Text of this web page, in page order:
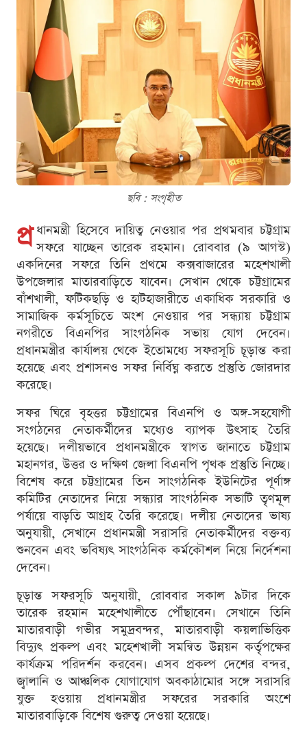
ছবি : সংগৃহীত
প্র ধানমন্ত্রী হিসেবে দায়িত্ব নেওয়ার পর প্রথমবার চট্টগ্রাম
সফরে যাচ্ছেন তারেক রহমান। রোববার (৯ আগস্ট)
একদিনের সফরে তিনি প্রথমে কক্সবাজারের মহেশখালী
উপজেলার মাতারবাড়িতে যাবেন। সেখান থেকে চট্টগ্রামের
বাঁশখালী, ফটিকছড়ি ও হাটহাজারীতে একাধিক সরকারি ও
সামাজিক কর্মসূচিতে অংশ নেওয়ার পর সন্ধ্যায় চট্টগ্রাম
নগরীতে বিএনপির সাংগঠনিক সভায় যোগ দেবেন।
প্রধানমন্ত্রীর কার্যালয় থেকে ইতোমধ্যে সফরসূচি চূড়ান্ত করা
হয়েছে এবং প্রশাসনও সফর নির্বিঘ্ন করতে প্রস্তুতি জোরদার
করেছে।
সফর ঘিরে বৃহত্তর চট্টগ্রামের বিএনপি ও অঙ্গ-সহযোগী
সংগঠনের নেতাকর্মীদের মধ্যেও ব্যাপক উৎসাহ তৈরি
হয়েছে। দলীয়ভাবে প্রধানমন্ত্রীকে স্বাগত জানাতে চট্টগ্রাম
মহানগর, উত্তর ও দক্ষিণ জেলা বিএনপি পৃথক প্রস্তুতি নিচ্ছে।
বিশেষ করে চট্টগ্রামের তিন সাংগঠনিক ইউনিটের পূর্ণাঙ্গ
কমিটির নেতাদের নিয়ে সন্ধ্যার সাংগঠনিক সভাটি তৃণমূল
পর্যায়ে বাড়তি আগ্রহ তৈরি করেছে। দলীয় নেতাদের ভাষ্য
অনুযায়ী, সেখানে প্রধানমন্ত্রী সরাসরি নেতাকর্মীদের বক্তব্য
শুনবেন এবং ভবিষ্যৎ সাংগঠনিক কর্মকৌশল নিয়ে নির্দেশনা
দেবেন।
চূড়ান্ত সফরসূচি অনুযায়ী, রোববার সকাল ৯টার দিকে
তারেক রহমান মহেশখালীতে পৌঁছাবেন। সেখানে তিনি
মাতারবাড়ী গভীর সমুদ্রবন্দর, মাতারবাড়ী কয়লাভিত্তিক
বিদ্যুৎ প্রকল্প এবং মহেশখালী সমন্বিত উন্নয়ন কর্তৃপক্ষের
কার্যক্রম পরিদর্শন করবেন। এসব প্রকল্প দেশের বন্দর,
জ্বালানি ও আঞ্চলিক যোগাযোগ অবকাঠামোর সঙ্গে সরাসরি
যুক্ত হওয়ায় প্রধানমন্ত্রীর সফরের সরকারি অংশে
মাতারবাড়িকে বিশেষ গুরুত্ব দেওয়া হয়েছে।